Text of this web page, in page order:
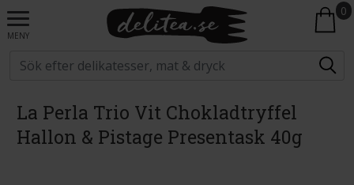
MENY
0
La Perla Trio Vit Chokladtryffel
Hallon & Pistage Presentask 40g